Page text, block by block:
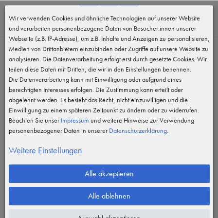
MENÜ
Wir verwenden Cookies und ähnliche Technologien auf unserer Website
und verarbeiten personenbezogene Daten von Besucher:innen unserer
Webseite (z.B. IP-Adresse), um z.B. Inhalte und Anzeigen zu personalisieren,
Medien von Drittanbietern einzubinden oder Zugriffe auf unsere Website zu
analysieren. Die Datenverarbeitung erfolgt erst durch gesetzte Cookies. Wir
teilen diese Daten mit Dritten, die wir in den Einstellungen benennen.
Die Datenverarbeitung kann mit Einwilligung oder aufgrund eines
berechtigten Interesses erfolgen. Die Zustimmung kann erteilt oder
abgelehnt werden. Es besteht das Recht, nicht einzuwilligen und die
Einwilligung zu einem späteren Zeitpunkt zu ändern oder zu widerrufen.
Beachten Sie unser Impressum und weitere Hinweise zur Verwendung
personenbezogener Daten in unserer Daten­schutz­erklärung.
Weitere Einstellungen
Alle akzeptieren
Alle ablehnen